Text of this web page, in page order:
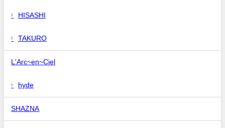
HISASHI
TAKURO
L'Arc~en~Ciel
hyde
SHAZNA